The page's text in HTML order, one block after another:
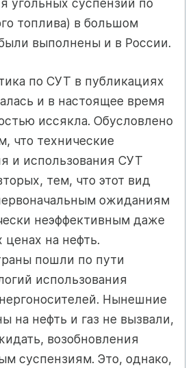
угольных суспензий по
топлива) в большом
выполнены и в России.
по СУТ в публикациях
и в настоящее время
иссякла. Обусловлено
что технические
и использования СУТ
тем, что этот вид
ожиданиям
неэффективным даже
на нефть.
пошли по пути
использования
Нынешние
на нефть и газ не вызвали,
возобновления
суспензиям. Это, однако,